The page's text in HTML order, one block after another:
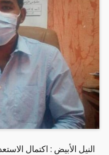
النيل الأبيض : اكتمال